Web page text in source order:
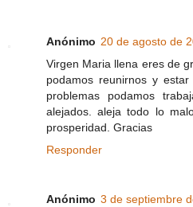
Anónimo 20 de agosto de
Virgen Maria llena eres de
podamos reunirnos y
problemas podamos
alejados. aleja todo lo
prosperidad. Gracias
Responder
Anónimo 3 de septiembre